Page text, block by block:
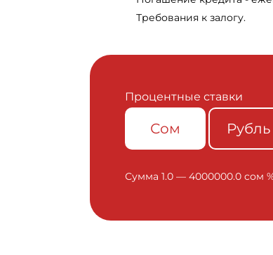
Требования к залогу.
Процентные ставки
Сом Рубль
Сумма 1.0 — 4000000.0 cом